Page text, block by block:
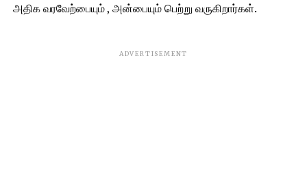
அதிக வரவேற்பையும் , அன்பையும் பெற்று வருகிறார்கள்.
ADVERTISEMENT